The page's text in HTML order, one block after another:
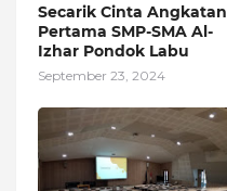
Secarik Cinta Angkatan
Pertama SMP-SMA Al-
Izhar Pondok Labu
September 23, 2024